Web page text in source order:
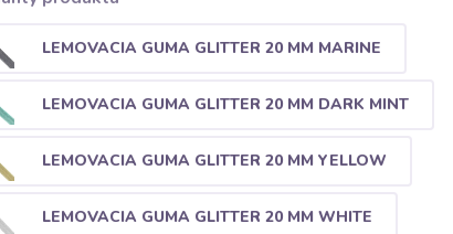
LEMOVACIA GUMA GLITTER 20 MM MARINE
LEMOVACIA GUMA GLITTER 20 MM DARK MINT
LEMOVACIA GUMA GLITTER 20 MM YELLOW
LEMOVACIA GUMA GLITTER 20 MM WHITE